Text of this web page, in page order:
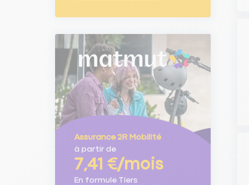
Assurance 2R Mobilité
à partir de
7,41 €/mois
En formule Tiers